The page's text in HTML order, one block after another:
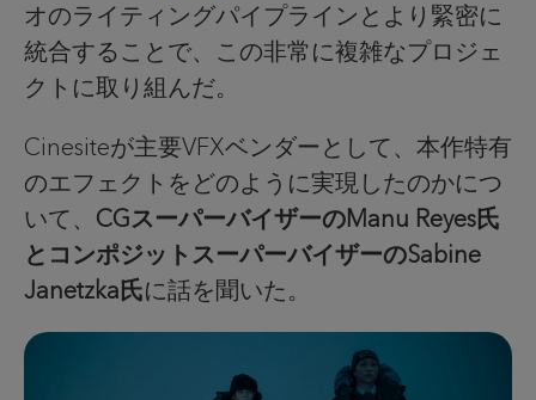
オのライティングパイプラインとより緊密に
統合することで、この非常に複雑なプロジェ
クトに取り組んだ。
Cinesiteが主要VFXベンダーとして、本作特有
のエフェクトをどのように実現したのかにつ
いて、 CGスーパーバイザーのManu Reyes氏
とコンポジットスーパーバイザーのSabine
Janetzka氏に話を聞いた。